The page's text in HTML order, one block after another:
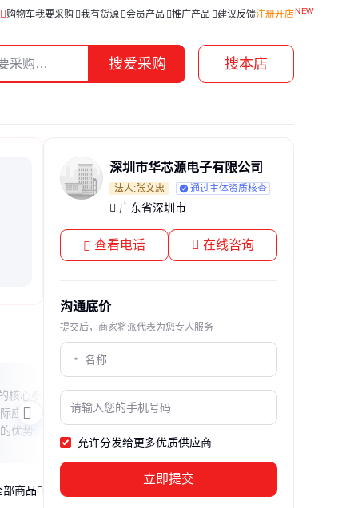
购物车我要采购 我有货源 会员产品 推广产品 建议反馈注册开店
搜爱采购 搜本店
核心参
应用场
优势与
本文深入解析Inconel600合金的档次定位
及其在国内的对应材质，帮助读者全面了
景。
部商品
深圳市华芯源电子有限公司
法人:张文忠 通过主体资质核查
广东省深圳市
查看电话 在线咨询
沟通底价
提交后，商家将派代表为您专人服务
允许分发给更多优质供应商
立即提交